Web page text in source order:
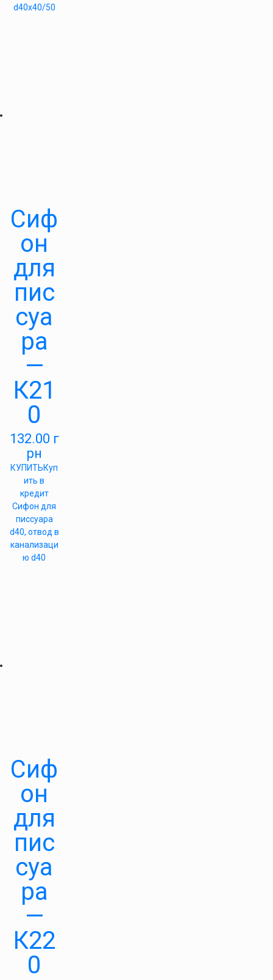
d40х40/50
Сиф
он
для
пис
суа
ра
—
К21
0
132.00 г
рн
КУПИТЬКуп
ить в
кредит
Сифон для
писсуара
d40, отвод в
канализаци
ю d40
Сиф
он
для
пис
суа
ра
—
К22
0